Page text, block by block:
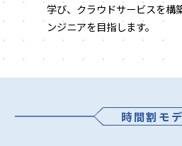
学び、クラウドサービスを構
ンジニアを目指します。
時間割モ